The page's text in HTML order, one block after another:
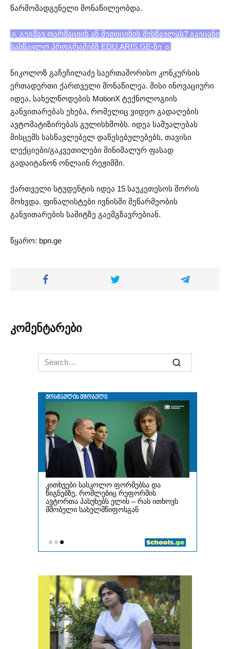
წარმომადგენელი მონაწილეობდა.
☼ გეგმავ ფარმაციის ან მედიცინის შესწავლას? გაეცანი
სასწავლო პროგრამებზ EDU.ARIS.GE-ზე ☼
ნიკოლოზ გაჩეჩილაძე საერთაშორისო კონკურსის
ერთადერთი ქართველი მონაწილეა. მისი ინოვაციური
იდეა, სახელწოდების MotionX ტექნოლოგიის
განვითარებას ეხება, რომელიც ვიდეო გადაღების
ავტომატიზირებას გულისხმობს. იდეა საშუალებას
მისცემს სასწავლებელ დაწესებულებებს, თავისი
ლექციები/გაკვეთილები მინიმალურ ფასად
გადაიტანონ ონლაინ რეჟიმში.
ქართველი სტუდენტის იდეა 15 საუკეთესოს შორის
მოხვდა. ფინალისტები ივნისში მეწარმეობის
განვითარების სამიტზე გაემგზავრებიან.
წყარო: bpn.ge
კომენტარები
Search
for: